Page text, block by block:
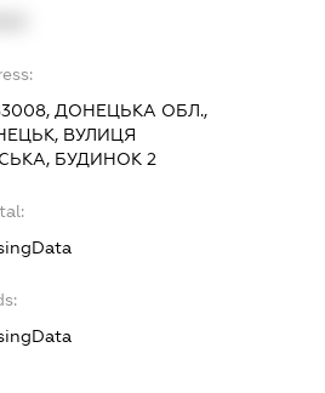
ДОНЕЦЬКА ОБЛ.,
ВУЛИЦЯ
БУДИНОК 2